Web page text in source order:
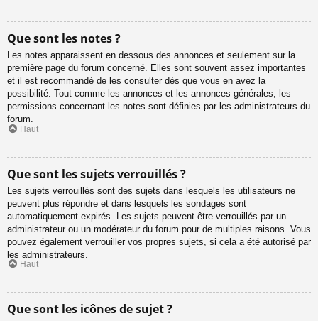
Que sont les notes ?
Les notes apparaissent en dessous des annonces et seulement sur la
première page du forum concerné. Elles sont souvent assez importantes
et il est recommandé de les consulter dès que vous en avez la
possibilité. Tout comme les annonces et les annonces générales, les
permissions concernant les notes sont définies par les administrateurs du
forum.
Haut
Que sont les sujets verrouillés ?
Les sujets verrouillés sont des sujets dans lesquels les utilisateurs ne
peuvent plus répondre et dans lesquels les sondages sont
automatiquement expirés. Les sujets peuvent être verrouillés par un
administrateur ou un modérateur du forum pour de multiples raisons. Vous
pouvez également verrouiller vos propres sujets, si cela a été autorisé par
les administrateurs.
Haut
Que sont les icônes de sujet ?